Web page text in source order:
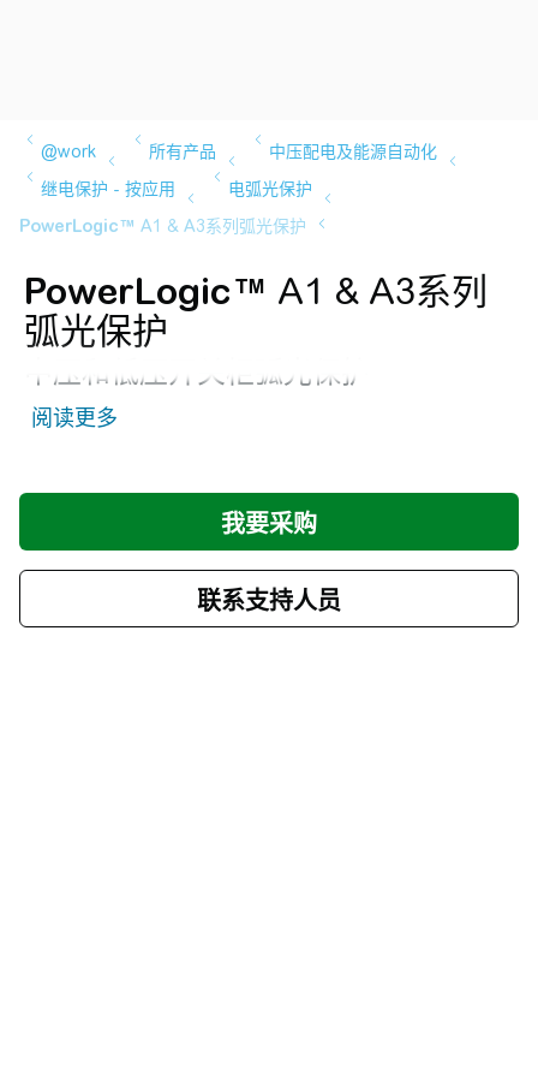
PowerLogic™ A1 & A3系列
弧光保护
中压和低压开关柜弧光保护